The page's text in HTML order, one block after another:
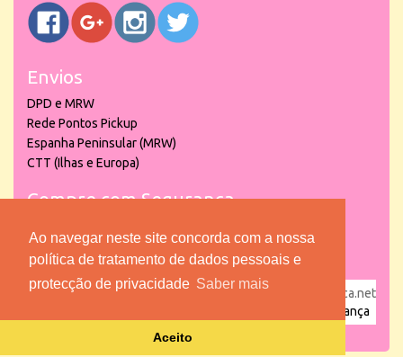
Ao navegar neste site concorda com a nossa
política de tratamento de dados pessoais e
protecção de privacidade Saber mais
Aceito
Envios
DPD e MRW
Rede Pontos Pickup
Espanha Peninsular (MRW)
CTT (Ilhas e Europa)
Compre com Segurança
powered by puber!a | © 2026 Copyright www.lojadacrianca.net
Loja da Criança